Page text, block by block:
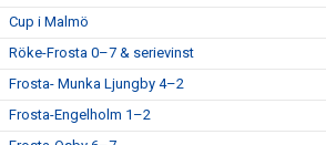
Cup i Malmö
Röke-Frosta 0–7 & serievinst
Frosta- Munka Ljungby 4–2
Frosta-Engelholm 1–2